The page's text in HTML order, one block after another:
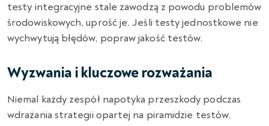
testy integracyjne stale zawodzą z powodu problemów
środowiskowych, uprość je. Jeśli testy jednostkowe nie
wychwytują błędów, popraw jakość testów.
Wyzwania i kluczowe rozważania
Niemal każdy zespół napotyka przeszkody podczas
wdrażania strategii opartej na piramidzie testów.